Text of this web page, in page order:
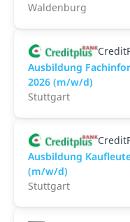
Waldenburg
Ausbildung
2026 (m/w/d)
Stuttgart
Ausbildung
(m/w/d)
Stuttgart